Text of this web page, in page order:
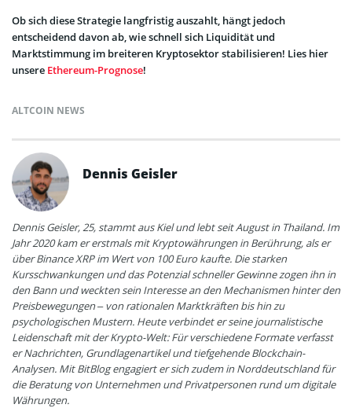
Ob sich diese Strategie langfristig auszahlt, hängt jedoch
entscheidend davon ab, wie schnell sich Liquidität und
Marktstimmung im breiteren Kryptosektor stabilisieren! Lies hier
unsere Ethereum-Prognose!
ALTCOIN NEWS
Dennis Geisler
Dennis Geisler, 25, stammt aus Kiel und lebt seit August in Thailand. Im
Jahr 2020 kam er erstmals mit Kryptowährungen in Berührung, als er
über Binance XRP im Wert von 100 Euro kaufte. Die starken
Kursschwankungen und das Potenzial schneller Gewinne zogen ihn in
den Bann und weckten sein Interesse an den Mechanismen hinter den
Preisbewegungen – von rationalen Marktkräften bis hin zu
psychologischen Mustern. Heute verbindet er seine journalistische
Leidenschaft mit der Krypto-Welt: Für verschiedene Formate verfasst
er Nachrichten, Grundlagenartikel und tiefgehende Blockchain-
Analysen. Mit BitBlog engagiert er sich zudem in Norddeutschland für
die Beratung von Unternehmen und Privatpersonen rund um digitale
Währungen.